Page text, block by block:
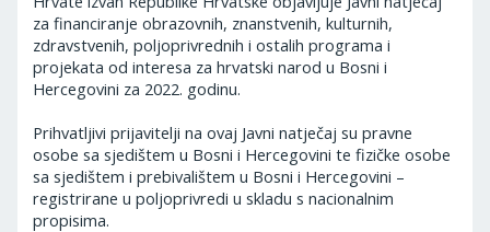
za financiranje obrazovnih, znanstvenih, kulturnih,
zdravstvenih, poljoprivrednih i ostalih programa i
projekata od interesa za hrvatski narod u Bosni i
Hercegovini za 2022. godinu.
Prihvatljivi prijavitelji na ovaj Javni natječaj su pravne
osobe sa sjedištem u Bosni i Hercegovini te fizičke osobe
sa sjedištem i prebivalištem u Bosni i Hercegovini –
registrirane u poljoprivredi u skladu s nacionalnim
propisima.